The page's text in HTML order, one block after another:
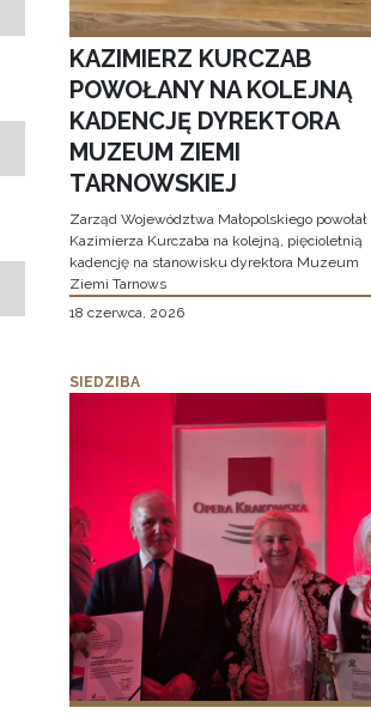
KAZIMIERZ KURCZAB
POWOŁANY NA KOLEJNĄ
KADENCJĘ DYREKTORA
MUZEUM ZIEMI
TARNOWSKIEJ
Zarząd Województwa Małopolskiego powołał
Kazimierza Kurczaba na kolejną, pięcioletnią
kadencję na stanowisku dyrektora Muzeum
Ziemi Tarnows
18 czerwca, 2026
SIEDZIBA